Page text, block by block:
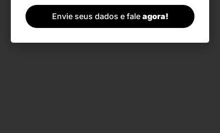
Envie seus dados e fale agora!